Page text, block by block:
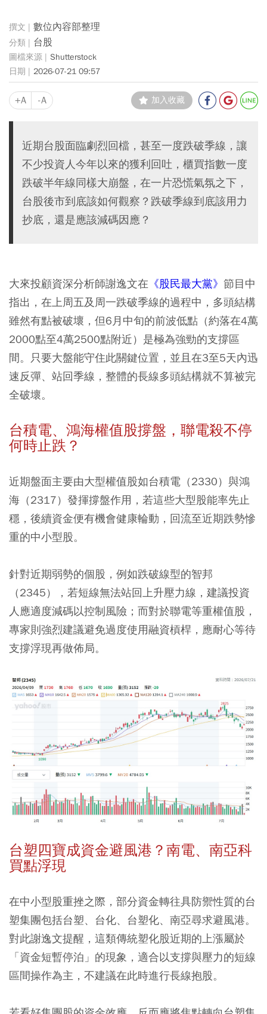
數位內容部整理
台股
Shutterstock
2026-07-21 09:57
+A -A 加入收藏
近期台股面臨劇烈回檔，甚至一度跌破季線，讓
不少投資人今年以來的獲利回吐，櫃買指數一度
跌破半年線同樣大崩盤，在一片恐慌氣氛之下，
台股後市到底該如何觀察？跌破季線到底該用力
抄底，還是應該減碼因應？
大來投顧資深分析師謝逸文在 《股民最大黨》 節目中
指出，在上周五及周一跌破季線的過程中，多頭結構
雖然有點被破壞， 但6月中旬的前波低點（約落在4萬
2000點至4萬2500點附近）是極為強勁的支撐區
間。只要大盤能守住此關鍵位置，並且在3至5天內迅
速反彈、站回季線，整體的長線多頭結構就不算被完
全破壞。
台積電、鴻海權值股撐盤，聯電殺不停
何時止跌？
近期盤面主要由大型權值股如台積電（2330） 與鴻
海（2317） 發揮撐盤作用，若這些大型股能率先止
穩，後續資金便有機會健康輪動，回流至近期跌勢慘
重的中小型股。
針對近期弱勢的個股，例如跌破線型的智邦
（2345）
，若短線無法站回上升壓力線，建議投資
人應適度減碼以控制風險；而對於聯電等重權值股，
專家則強烈建議避免過度使用融資槓桿，應耐心等待
支撐浮現再做佈局。
台塑四寶成資金避風港？南電、南亞科
買點浮現
在中小型股重挫之際，部分資金轉往具防禦性質的台
塑集團包括台塑、台化、台塑化、南亞尋求避風港。
對此謝逸文提醒，這類傳統塑化股近期的上漲屬於
「資金短暫停泊」的現象，適合以支撐與壓力的短線
區間操作為主，不建議在此時進行長線抱股。